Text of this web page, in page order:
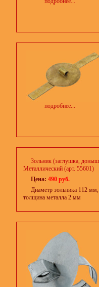
подробнее...
Зольник (заглушка,
Металлический (арт. 55601)
Цена: 490 руб.
Диаметр зольника 112
толщина металла 2 мм